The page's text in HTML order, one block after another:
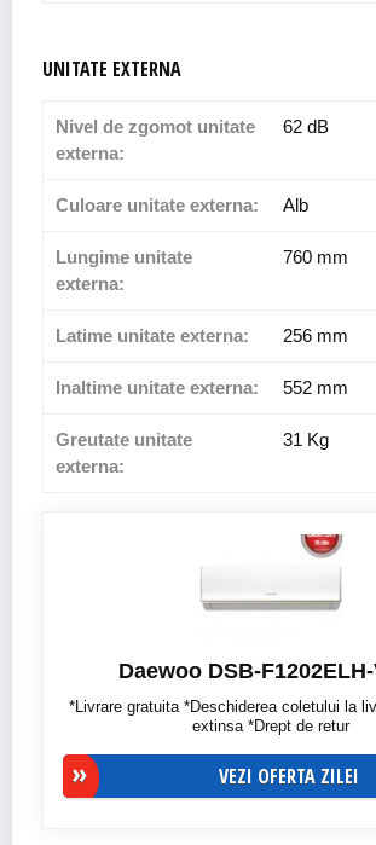
UNITATE EXTERNA
Nivel de zgomot unitate
externa:
62 dB
Culoare unitate externa: Alb
Lungime unitate
externa:
760 mm
Latime unitate externa: 256 mm
Inaltime unitate externa: 552 mm
Greutate unitate
externa:
31 Kg
Daewoo DSB-
*Livrare gratuita *Deschiderea coletului la
extinsa *Drept de retur
VEZI OFERTA ZILEI